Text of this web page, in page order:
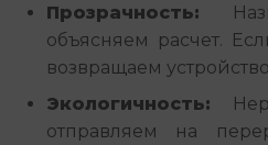
Прозрачность:
объясняем расчет.
возвращаем
Экологичность:
отправляем на